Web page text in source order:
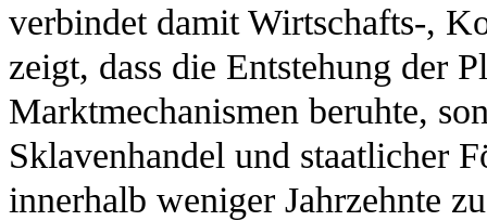
verbindet damit Wirtschafts-,
zeigt, dass die Entstehung der
Marktmechanismen beruhte,
Sklavenhandel und staatlicher
innerhalb weniger Jahrzehnte